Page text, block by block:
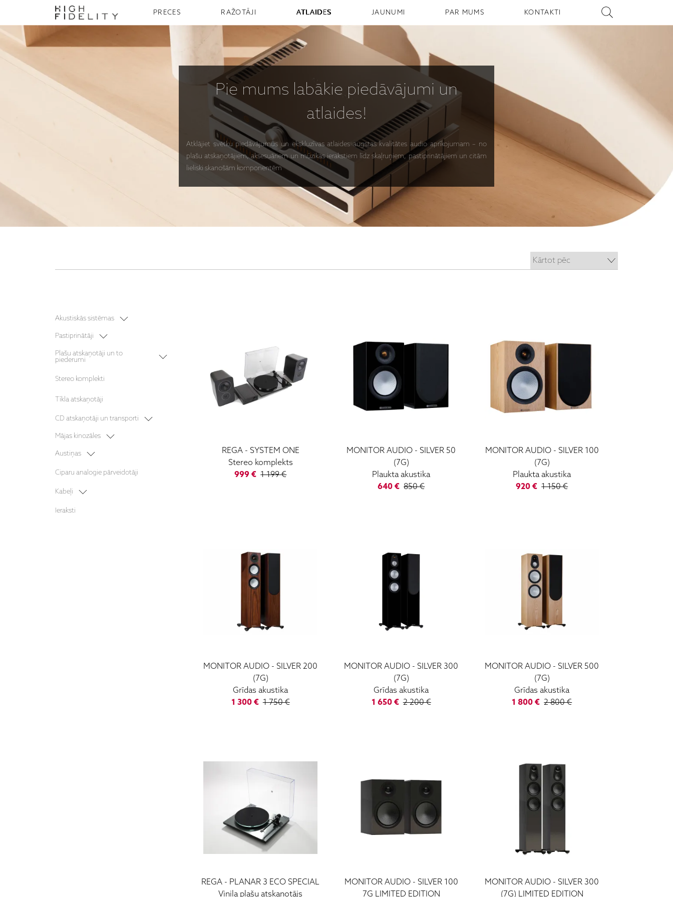
PRECES RAŽOTĀJI ATLAIDES JAUNUMI PAR MUMS KONTAKTI
Pie mums labākie piedāvājumi un
atlaides!
Atklājiet svētku piedāvājumus un ekskluzīvas atlaides augstas kvalitātes audio aprīkojumam – no
plašu atskaņotājiem, aksesuāriem un mūzikas ierakstiem līdz skaļruņiem, pastiprinātājiem un citām
lieliski skanošām komponentēm
REGA- SYSTEM ONE
Stereo komplekts
999 € 1 199€
MONITOR AUDIO - SILVER 50
(7G)
Plaukta akustika
640 € 850€
MONITOR AUDIO- SILVER 100
(7G)
Plaukta akustika
920 € 1 150€
MONITOR AUDIO - SILVER 200
(7G)
Grīdas akustika
1 300€ 1 750€
MONITOR AUDIO - SILVER 300
(7G)
Grīdas akustika
1 650€ 2 200€
MONITOR AUDIO - SILVER 500
(7G)
Grīdas akustika
1 800 € 2 800€
REGA - PLANAR 3 ECO SPECIAL
Vinila plašu atskaņotājs
MONITOR AUDIO- SILVER 100
7G LIMITED EDITION
MONITOR AUDIO - SILVER 300
(7G) LIMITED EDITION
Akustiskās sistēmas
Plaukta akustika
Grīdas akustika
Bezvadu akustika
Aktīvā akustika
Sienas akustika
Sabvūferi
Mājas kinozāles komplekti
Pastiprinātāji
Stereo pastiprinātāji
Plašu atskaņotāji un to
piederumi
Vinila plašu atskaņotāji
Stereo komplekti
Tīkla atskaņotāji
CD atskaņotāji un transporti
CD transporti
Mājas kinozāles
Projektori
Austiņas
Bezvadu austiņas
Ciparu analogie pārveidotāji
Kabeļi
Barošanas kabeļi
Ieraksti